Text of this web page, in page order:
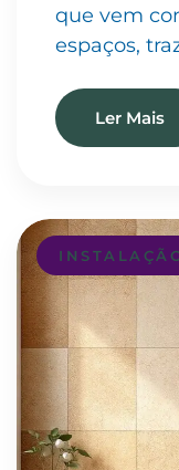
que vem
espaços,
Ler Mais